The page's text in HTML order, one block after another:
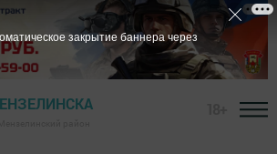
закрытие баннера через